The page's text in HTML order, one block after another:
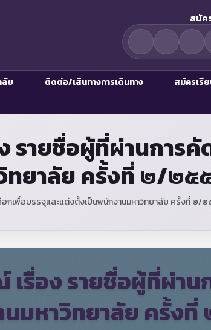
สมัค
ลัย ติดต่อ/เส้นทางการเดินทาง สมัครเรี
รายชื่อผู้ที่ผ่านการคั
ทยาลัย ครั้งที่ ๒/๒๕
กเพื่อบรรจุและแต่งตั้งเป็นพนักงานมหาวิทยาลัย ครั้งที่ ๒/
รื่อง รายชื่อผู้ที่ผ่าน
นมหาวิทยาลัย ครั้ง